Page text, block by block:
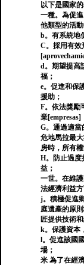
以下是國家
一種。為促
他類型的活動
b。有系統地
C。採用有效
d。期望提高
福；
e。促進和保
援助；
F。依法獎勵
業[empresas]
G。通過適
危地馬拉最
房時，所有
H。防止過度
益；
一世。在維
法經濟利益
j。積極促進
庭遺產的原
匠提供技術
k。保護資本
l。促進該國
場；
米 為了在經